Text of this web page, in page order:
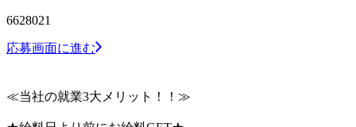
6628021
応募画面に進む
≪当社の就業3大メリット！！≫